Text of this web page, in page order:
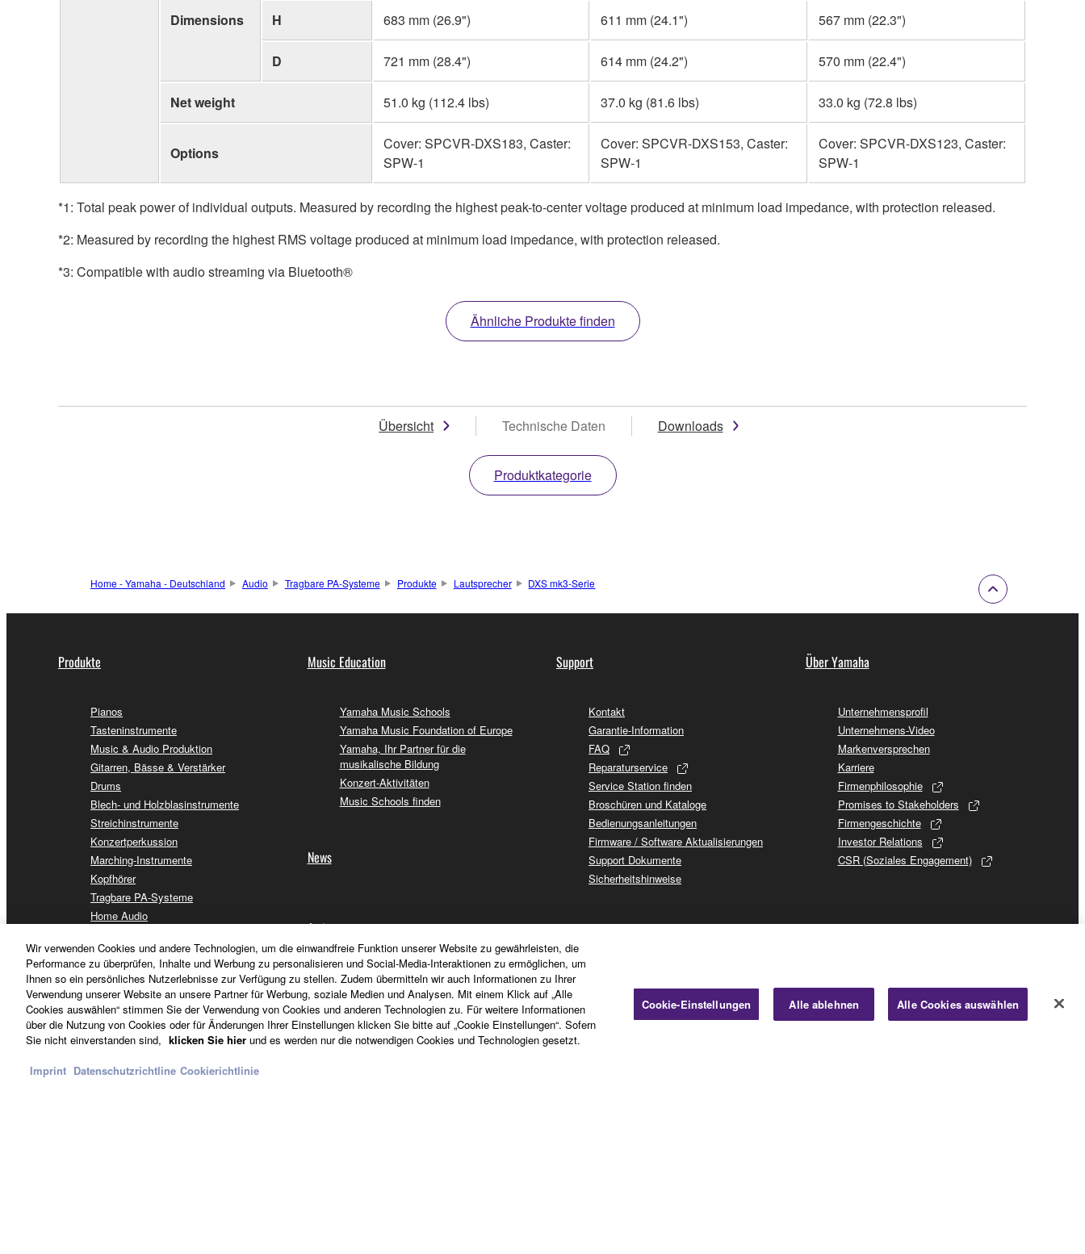
Dimensions H 683 mm (26.9") 611 mm (24.1") 567 mm (22.3")
D 721 mm (28.4") 614 mm (24.2") 570 mm (22.4")
Net weight 51.0 kg (112.4 lbs) 37.0 kg (81.6 lbs) 33.0 kg (72.8 lbs)
Options
Cover: SPCVR-DXS183, Caster:
SPW-1
Cover: SPCVR-DXS153, Caster:
SPW-1
Cover: SPCVR-DXS123, Caster:
SPW-1
*1: Total peak power of individual outputs. Measured by recording the highest peak-to-center voltage produced at minimum load impedance, with protection released.
*2: Measured by recording the highest RMS voltage produced at minimum load impedance, with protection released.
*3: Compatible with audio streaming via Bluetooth®
Ähnliche Produkte finden
Übersicht Technische Daten Downloads
Produktkategorie
Home - Yamaha - Deutschland Audio Tragbare PA-Systeme Produkte Lautsprecher DXS mk3-Serie
Produkte
Pianos
Tasteninstrumente
Music & Audio Produktion
Gitarren, Bässe & Verstärker
Drums
Blech- und Holzblasinstrumente
Streichinstrumente
Konzertperkussion
Marching-Instrumente
Kopfhörer
Tragbare PA-Systeme
Home Audio
Communication Devices
Apps für iOS & Android™
Music Education
Yamaha Music Schools
Yamaha Music Foundation of Europe
Yamaha, Ihr Partner für die
musikalische Bildung
Konzert-Aktivitäten
Music Schools finden
News
Artists
Händler finden
Support
Kontakt
Garantie-Information
FAQ
Reparaturservice
Service Station finden
Broschüren und Kataloge
Bedienungsanleitungen
Firmware / Software Aktualisierungen
Support Dokumente
Sicherheitshinweise
Produktregistrierung
Häufig gestellte Fragen zur
Über Yamaha
Unternehmensprofil
Unternehmens-Video
Markenversprechen
Karriere
Firmenphilosophie
Promises to Stakeholders
Firmengeschichte
Investor Relations
CSR (Soziales Engagement)
Wir verwenden Cookies und andere Technologien, um die einwandfreie Funktion unserer Website zu gewährleisten, die
Performance zu überprüfen, Inhalte und Werbung zu personalisieren und Social-Media-Interaktionen zu ermöglichen, um
Ihnen so ein persönliches Nutzerlebnisse zur Verfügung zu stellen. Zudem übermitteln wir auch Informationen zu Ihrer
Verwendung unserer Website an unsere Partner für Werbung, soziale Medien und Analysen. Mit einem Klick auf „Alle
Cookies auswählen“ stimmen Sie der Verwendung von Cookies und anderen Technologien zu. Für weitere Informationen
über die Nutzung von Cookies oder für Änderungen Ihrer Einstellungen klicken Sie bitte auf „Cookie Einstellungen“. Sofern
Sie nicht einverstanden sind, klicken Sie hier und es werden nur die notwendigen Cookies und Technologien gesetzt.
Imprint Datenschutzrichtline Cookierichtlinie
Cookie-Einstellungen Alle ablehnen Alle Cookies auswählen